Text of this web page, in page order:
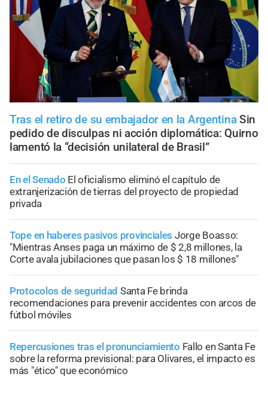
Tras el retiro de su embajador en la Argentina Sin
pedido de disculpas ni acción diplomática: Quirno
lamentó la “decisión unilateral de Brasil”
En el Senado El oficialismo eliminó el capítulo de
extranjerización de tierras del proyecto de propiedad
privada
Tope en haberes pasivos provinciales Jorge Boasso:
"Mientras Anses paga un máximo de $ 2,8 millones, la
Corte avala jubilaciones que pasan los $ 18 millones"
Protocolos de seguridad Santa Fe brinda
recomendaciones para prevenir accidentes con arcos de
fútbol móviles
Repercusiones tras el pronunciamiento Fallo en Santa Fe
sobre la reforma previsional: para Olivares, el impacto es
más "ético" que económico